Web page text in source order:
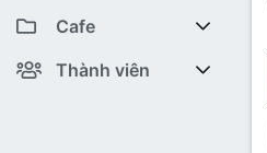
Featured content
Bài viết mới
Tiktok
Trại sáng tác
Liên hệ BTC
Lớp 12
Lớp 11
Cafe
Cafe Văn chương
Thành viên